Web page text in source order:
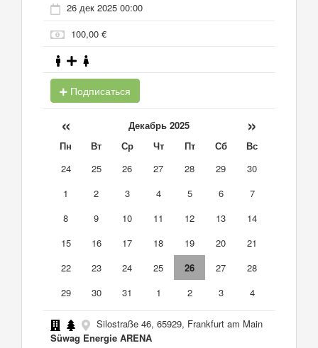
26 дек 2025 00:00
100,00 €
Подписаться
« Декабрь 2025 »
Пн Вт Ср Чт Пт Сб
Вс
24
25 26 27 28 29
30
1
2 3 4 5 6
7
8
9 10 11 12 13
14
15
16 17 18 19 20
21
22
23 24 25 26 27
28
29
30 31 1 2 3 4
Silostraße 46, 65929, Frankfurt am Main
Süwag Energie ARENA